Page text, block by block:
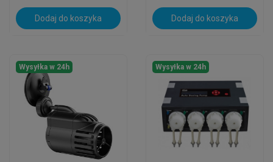
Dodaj do koszyka Dodaj do koszyka
Wysyłka w 24h Wysyłka w 24h